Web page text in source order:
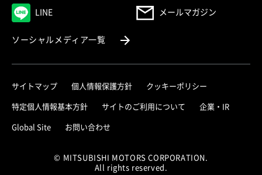
LINE（別ウィンドウで開く） メールマガジン
ソーシャルメディア一覧（別ウィンドウで開く）
サイトマップ 個人情報保護方針 クッキーポリシー
特定個人情報基本方針 サイトのご利用について 企業・IR（別ウィ
Global Site （別ウィンドウで開く）
お問い合わせ
© MITSUBISHI MOTORS CORPORATION.
All rights reserved.